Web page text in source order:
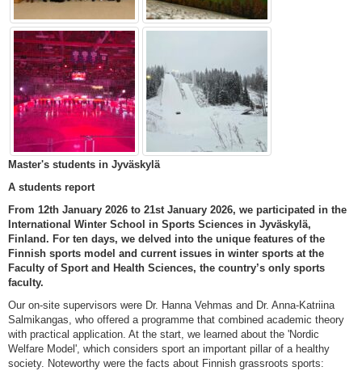
Master's students in Jyväskylä
A students report
From 12th January 2026 to 21st January 2026, we participated in the
International Winter School in Sports Sciences in Jyväskylä,
Finland. For ten days, we delved into the unique features of the
Finnish sports model and current issues in winter sports at the
Faculty of Sport and Health Sciences, the country’s only sports
faculty.
Our on-site supervisors were Dr. Hanna Vehmas and Dr. Anna-Katriina
Salmikangas, who offered a programme that combined academic theory
with practical application. At the start, we learned about the 'Nordic
Welfare Model', which considers sport an important pillar of a healthy
society. Noteworthy were the facts about Finnish grassroots sports: